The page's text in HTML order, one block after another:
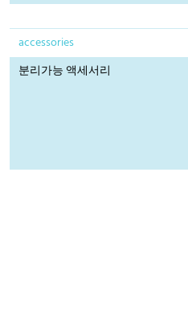
accessories
분리가능 액세서리